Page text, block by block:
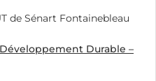
de Sénart Fontainebleau
Durable –